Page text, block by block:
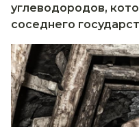
углеводородов,
соседнего